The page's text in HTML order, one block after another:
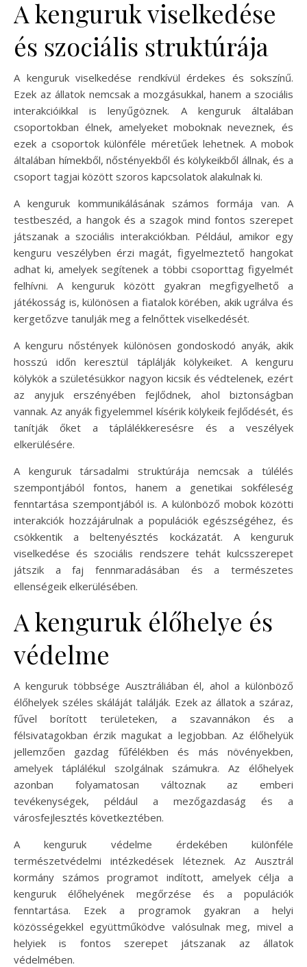
A kenguruk viselkedése
és szociális struktúrája
A kenguruk viselkedése rendkívül érdekes és sokszínű.
Ezek az állatok nemcsak a mozgásukkal, hanem a szociális
interakcióikkal is lenyűgöznek. A kenguruk általában
csoportokban élnek, amelyeket moboknak neveznek, és
ezek a csoportok különféle méretűek lehetnek. A mobok
általában hímekből, nőstényekből és kölykeikből állnak, és a
csoport tagjai között szoros kapcsolatok alakulnak ki.
A kenguruk kommunikálásának számos formája van. A
testbeszéd, a hangok és a szagok mind fontos szerepet
játszanak a szociális interakciókban. Például, amikor egy
kenguru veszélyben érzi magát, figyelmeztető hangokat
adhat ki, amelyek segítenek a többi csoporttag figyelmét
felhívni. A kenguruk között gyakran megfigyelhető a
játékosság is, különösen a fiatalok körében, akik ugrálva és
kergetőzve tanulják meg a felnőttek viselkedését.
A kenguru nőstények különösen gondoskodó anyák, akik
hosszú időn keresztül táplálják kölykeiket. A kenguru
kölykök a születésükkor nagyon kicsik és védtelenek, ezért
az anyjuk erszényében fejlődnek, ahol biztonságban
vannak. Az anyák figyelemmel kísérik kölykeik fejlődését, és
tanítják őket a táplálékkeresésre és a veszélyek
elkerülésére.
A kenguruk társadalmi struktúrája nemcsak a túlélés
szempontjából fontos, hanem a genetikai sokféleség
fenntartása szempontjából is. A különböző mobok közötti
interakciók hozzájárulnak a populációk egészségéhez, és
csökkentik a beltenyésztés kockázatát. A kenguruk
viselkedése és szociális rendszere tehát kulcsszerepet
játszik a faj fennmaradásában és a természetes
ellenségeik elkerülésében.
A kenguruk élőhelye és
védelme
A kenguruk többsége Ausztráliában él, ahol a különböző
élőhelyek széles skáláját találják. Ezek az állatok a száraz,
fűvel borított területeken, a szavannákon és a
félsivatagokban érzik magukat a legjobban. Az élőhelyük
jellemzően gazdag fűfélékben és más növényekben,
amelyek táplálékul szolgálnak számukra. Az élőhelyek
azonban folyamatosan változnak az emberi
tevékenységek, például a mezőgazdaság és a
városfejlesztés következtében.
A kenguruk védelme érdekében különféle
természetvédelmi intézkedések léteznek. Az Ausztrál
kormány számos programot indított, amelyek célja a
kenguruk élőhelyének megőrzése és a populációk
fenntartása. Ezek a programok gyakran a helyi
közösségekkel együttműködve valósulnak meg, mivel a
helyiek is fontos szerepet játszanak az állatok
védelmében.